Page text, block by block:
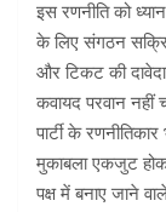
इस रणनीति को
के लिए संगठन सक्रिय
और टिकट की
कवायद परवान नहीं
पार्टी के
मुकाबला एकजुट
पक्ष में बनाए जाने